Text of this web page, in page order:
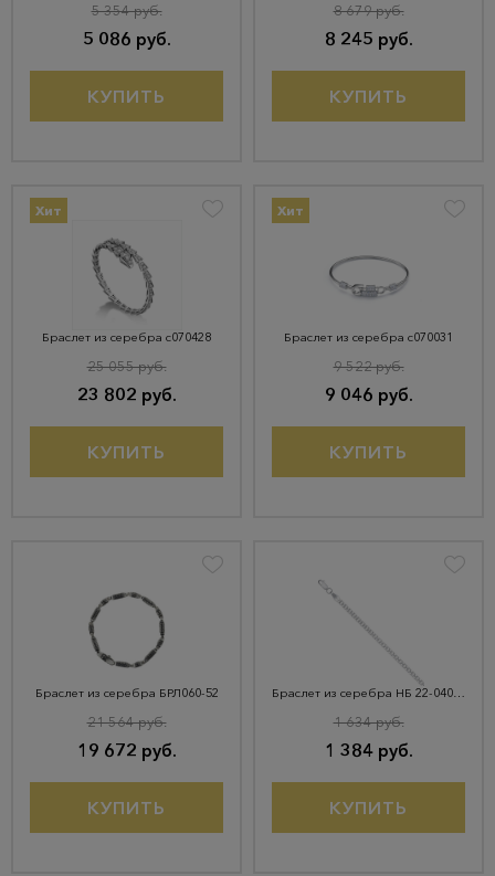
5 086 руб.
5 354 руб.
КУПИТЬ
8 245 руб.
8 679 руб.
КУПИТЬ
Хит
Браслет из серебра с070428
23 802 руб.
25 055 руб.
КУПИТЬ
Хит
Браслет из серебра с070031
9 046 руб.
9 522 руб.
КУПИТЬ
Браслет из серебра БРЛ060-52
19 672 руб.
21 564 руб.
КУПИТЬ
Браслет из серебра НБ 22-040Ю-3
1 384 руб.
1 634 руб.
КУПИТЬ